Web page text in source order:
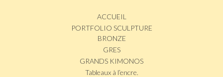
ACCUEIL
PORTFOLIO SCULPTURE
BRONZE
GRES
GRANDS KIMONOS
Tableaux à l’encre.